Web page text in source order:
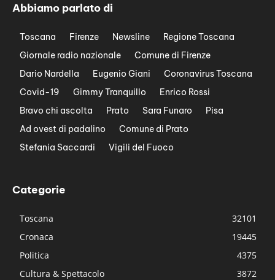
Abbiamo parlato di
Toscana Firenze Newsline
Regione Toscana
Giornale radio nazionale
Comune di Firenze
Dario Nardella
Eugenio Giani
Coronavirus Toscana
Covid-19
Gimmy Tranquillo
Enrico Rossi
Bravo chi ascolta
Prato Sara Funaro
Pisa
Ad ovest di padalino
Comune di Prato
Stefania Saccardi
Vigili del Fuoco
Categorie
Toscana
32101
Cronaca
19445
Politica
4375
Cultura & Spettacolo
3872